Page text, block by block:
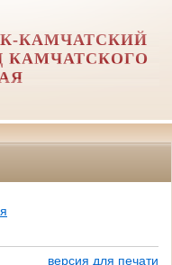
КАМЧАТСКИЙ
КАМЧАТСКОГО
версия для печати